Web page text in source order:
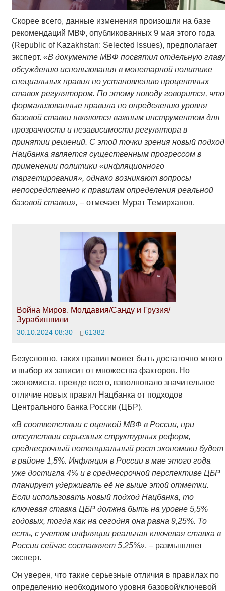
Скорее всего, данные изменения произошли на базе
рекомендаций МВФ, опубликованных 9 мая этого года
(Republic of Kazakhstan: Selected Issues), предполагает
эксперт. «В документе МВФ посвятил отдельную главу
обсуждению использования в монетарной политике
специальных правил по установлению процентных
ставок регулятором. По этому поводу говорится, что
формализованные правила по определению уровня
базовой ставки являются важным инструментом для
прозрачности и независимости регулятора в
принятии решений. С этой точки зрения новый подход
Нацбанка является существенным прогрессом в
применении политики «инфляционного
таргетирования», однако возникают вопросы
непосредственно к правилам определения реальной
базовой ставки», – отмечает Мурат Темирханов.
Война Миров. Молдавия/Санду и Грузия/
Зурабишвили
30.10.2024 08:30 61382
Безусловно, таких правил может быть достаточно много
и выбор их зависит от множества факторов. Но
экономиста, прежде всего, взволновало значительное
отличие новых правил Нацбанка от подходов
Центрального банка России (ЦБР).
«В соответствии с оценкой МВФ в России, при
отсутствии серьезных структурных реформ,
среднесрочный потенциальный рост экономики будет
в районе 1,5%. Инфляция в России в мае этого года
уже достигла 4% и в среднесрочной перспективе ЦБР
планирует удерживать её не выше этой отметки.
Если использовать новый подход Нацбанка, то
ключевая ставка ЦБР должна быть на уровне 5,5%
годовых, тогда как на сегодня она равна 9,25%. То
есть, с учетом инфляции реальная ключевая ставка в
России сейчас составляет 5,25%», – размышляет
эксперт.
Он уверен, что такие серьезные отличия в правилах по
определению необходимого уровня базовой/ключевой